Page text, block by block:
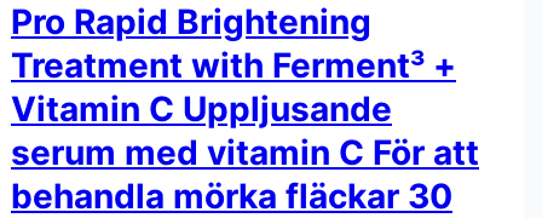
Pro Rapid Brightening
Treatment with Ferment³ +
Vitamin C Uppljusande
serum med vitamin C För att
behandla mörka fläckar 30